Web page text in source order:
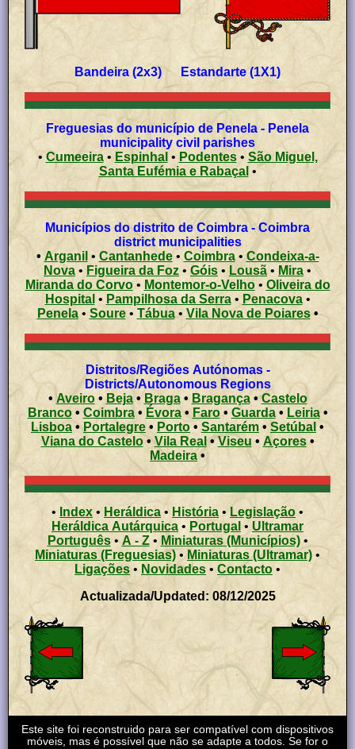
Bandeira (2x3) Estandarte (1X1)
Freguesias do município de Penela - Penela
municipality civil parishes
•Cumeeira• Espinhal • Podentes• São Miguel,
Santa Eufémia e Rabaçal •
Municípios do distrito de Coimbra - Coimbra
district municipalities
• Arganil • Cantanhede• Coimbra• Condeixa-a-
Nova • Figueira da Foz • Góis • Lousã • Mira •
Miranda do Corvo• Montemor-o-Velho• Oliveira do
Hospital • Pampilhosa da Serra• Penacova•
Penela• Soure• Tábua• Vila Nova de Poiares•
Distritos/Regiões Autónomas -
Districts/Autonomous Regions
• Aveiro• Beja• Braga• Bragança•Castelo
Branco• Coimbra• Évora• Faro• Guarda• Leiria•
Lisboa• Portalegre • Porto• Santarém • Setúbal •
Viana do Castelo•Vila Real •Viseu • Açores •
Madeira •
• Index • Heráldica • História • Legislação •
Heráldica Autárquica • Portugal • Ultramar
Português• A - Z• Miniaturas (Municípios)•
Miniaturas (Freguesias) •Miniaturas (Ultramar) •
Ligações • Novidades • Contacto •
Actualizada/Updated: 08/12/2025
Este site foi reconstruido para ser compatível com dispositivos
móveis, mas é possível que não se adapte a todos. Se for o